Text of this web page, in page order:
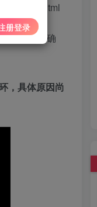
690941.html
年就会精确
，具体原因尚
册登录